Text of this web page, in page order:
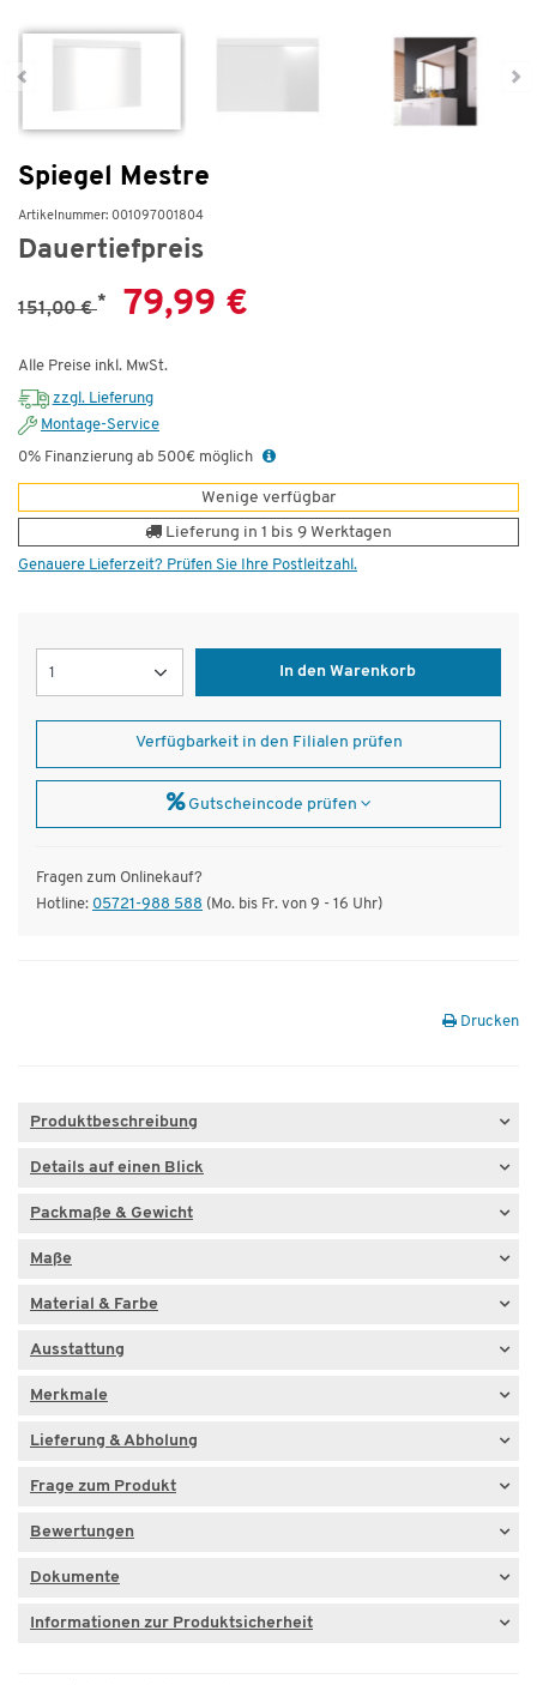
Spiegel Mestre
Artikelnummer: 001097001804
Dauertiefpreis
151,00 €* 79,99 €
Alle Preise inkl. MwSt.
zzgl. Lieferung
Montage-Service
0% Finanzierung ab 500€ möglich
Wenige verfügbar
Lieferung in 1 bis 9 Werktagen
Genauere Lieferzeit? Prüfen Sie Ihre Postleitzahl.
In den Warenkorb
Verfügbarkeit in den Filialen prüfen
Gutscheincode prüfen
Fragen zum Onlinekauf?
Hotline: 05721-988 588 (Mo. bis Fr. von 9 - 16 Uhr)
Drucken
Produktbeschreibung
Details auf einen Blick
Packmaße & Gewicht
Maße
Material & Farbe
Ausstattung
Merkmale
Lieferung & Abholung
Frage zum Produkt
Bewertungen
Dokumente
Informationen zur Produktsicherheit